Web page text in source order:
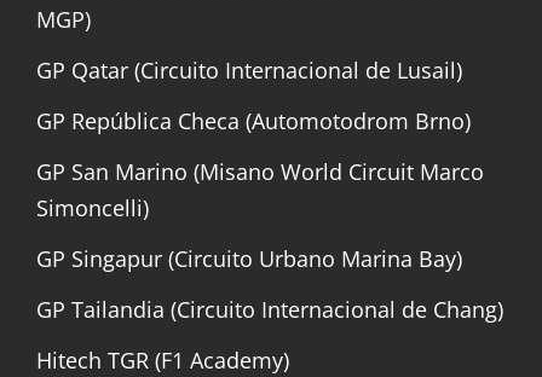
MGP)
GP Qatar (Circuito Internacional de Lusail)
GP República Checa (Automotodrom Brno)
GP San Marino (Misano World Circuit Marco
Simoncelli)
GP Singapur (Circuito Urbano Marina Bay)
GP Tailandia (Circuito Internacional de Chang)
Hitech TGR (F1 Academy)